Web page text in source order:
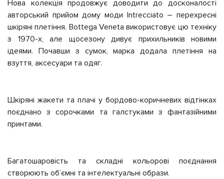
Нова колекція продовжує доводити до досконалості
авторський прийом дому моди Intrecciato – перехресні
шкіряні плетіння. Bottega Veneta використовує цю техніку
з 1970-х, але щосезону дивує прихильників новими
ідеями. Почавши з сумок, марка додала плетіння на
взуття, аксесуари та одяг.
Шкіряні жакети та плачі у бордово-коричневих відтінках
поєднано з сорочками та галстуками з фантазійними
принтами.
Багатошаровість та складні кольорові поєднання
створюють обʼємні та інтелектуальні образи.